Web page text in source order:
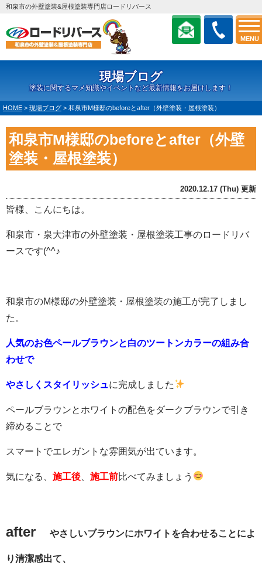
MENU
和泉市の外壁塗装&屋根塗装専門店ロードリバース
現場ブログ
塗装に関するマメ知識やイベントなど最新情報をお届けします！
HOME > 現場ブログ > 和泉市M様邸のbeforeとafter（外壁塗装・屋根塗装）
和泉市M様邸のbeforeとafter（外壁
塗装・屋根塗装）
2020.12.17 (Thu) 更新
皆様、こんにちは。
和泉市・泉大津市の外壁塗装・屋根塗装工事のロードリバ
ースです(^^♪
和泉市のM様邸の外壁塗装・屋根塗装の施工が完了しまし
た。
人気のお色ペールブラウンと白のツートンカラーの組み合
わせで
やさしくスタイリッシュに完成しました
ペールブラウンとホワイトの配色をダークブラウンで引き
締めることで
スマートでエレガントな雰囲気が出ています。
気になる、 施工後 施工前比べてみましょう
after やさしいブラウンにホワイトを合わせることによ
り清潔感出て、